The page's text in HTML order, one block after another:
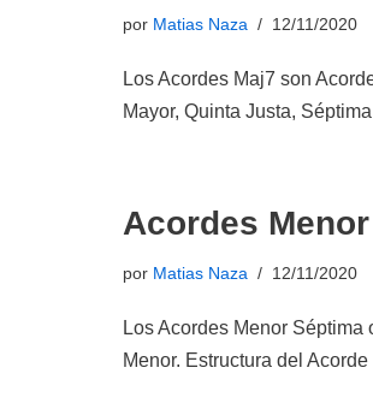
por Matias Naza 12/11/2020
Los Acordes Maj7 son
Mayor, Quinta Justa,
Acordes
por Matias Naza 12/11/2020
Los Acordes Menor Séptima
Menor. Estructura del